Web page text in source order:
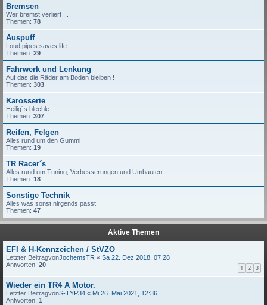
Bremsen
Wer bremst verliert ...
Themen: 78
Auspuff
Loud pipes saves life
Themen: 29
Fahrwerk und Lenkung
Auf das die Räder am Boden bleiben !
Themen: 303
Karosserie
Heilig´s blechle ...
Themen: 307
Reifen, Felgen
Alles rund um den Gummi
Themen: 19
TR Racer´s
Alles rund um Tuning, Verbesserungen und Umbauten
Themen: 18
Sonstige Technik
Alles was sonst nirgends passt
Themen: 47
Aktive Themen
EFI & H-Kennzeichen / StVZO
Letzter BeitragvonJochemsTR « Sa 22. Dez 2018, 07:28
Antworten: 20 1 2 3
Wieder ein TR4 A Motor.
Letzter BeitragvonS-TYP34 « Mi 26. Mai 2021, 12:36
Antworten: 1